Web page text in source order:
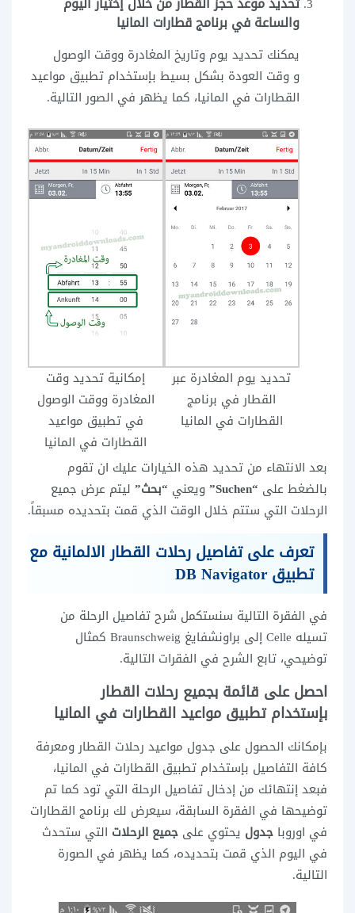
والساعة في برنامج قطارات المانيا
يمكنك تحديد يوم وتاريخ المغادرة ووقت الوصول
و وقت العودة بشكل بسيط بإستخدام تطبيق مواعيد
القطارات في المانيا، كما يظهر في الصور التالية.
تحديد يوم المغادرة عبر
القطار في برنامج
القطارات في المانيا
إمكانية تحديد وقت
المغادرة ووقت الوصول
في تطبيق مواعيد
القطارات في المانيا
بعد الانتهاء من تحديد هذه الخيارات عليك ان تقوم
بالضغط على “Suchen” ويعني “بحث” ليتم عرض جميع
الرحلات التي ستتم خلال الوقت الذي قمت بتحديده مسبقاً.
تعرف على تفاصيل رحلات القطار الالمانية مع
تطبيق DB Navigator
في الفقرة التالية سنستكمل شرح تفاصيل الرحلة من
تسيله Celle إلى براونشفايغ Braunschweig كمثال
توضيحي، تابع الشرح في الفقرات التالية.
احصل على قائمة بجميع رحلات القطار
بإستخدام تطبيق مواعيد القطارات في المانيا
بإمكانك الحصول على جدول مواعيد رحلات القطار ومعرفة
كافة التفاصيل بإستخدام تطبيق القطارات في المانيا،
فبعد إنتهائك من إدخال تفاصيل الرحلة التي تود كما تم
توضيحها في الفقرة السابقة، سيعرض لك برنامج القطارات
في اوروبا جدول يحتوي على جميع الرحلات التي ستحدث
في اليوم الذي قمت بتحديده، كما يظهر في الصورة
التالية.